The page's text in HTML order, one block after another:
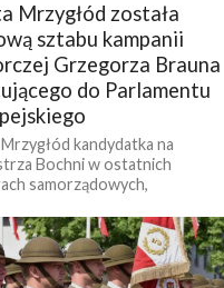
Mrzygłód została
sztabu kampanii
Grzegorza Brauna
do Parlamentu
kandydatka na
Bochni w ostatnich
samorządowych,
Korony Polskiej została
sztabu kampanii wyborczej...